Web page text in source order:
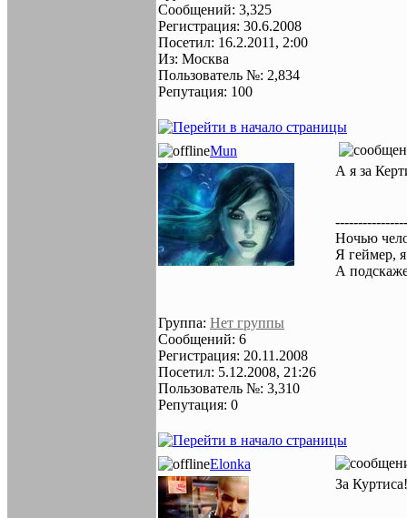
Сообщений: 3,325
Регистрация: 30.6.2008
Посетил: 16.2.2011, 2:00
Из: Москва
Пользователь №: 2,834
Репутация: 100
Mun
Группа: Нет группы
Сообщений: 6
Регистрация: 20.11.2008
Посетил: 5.12.2008, 21:26
Пользователь №: 3,310
Репутация: 0
А я за
Ночью
Я геймер,
А
Elonka
За